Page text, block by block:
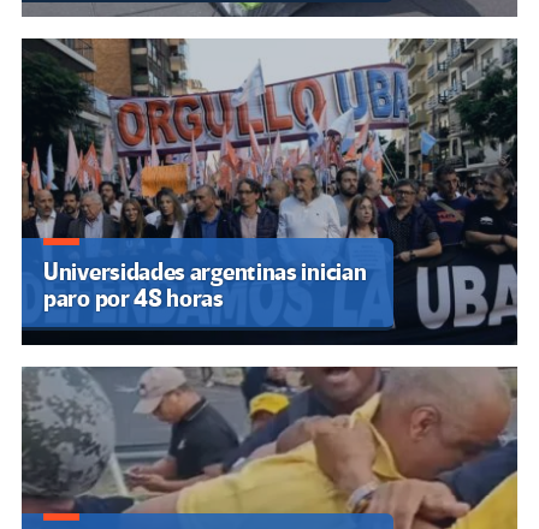
Universidades argentinas inician
paro por 48 horas